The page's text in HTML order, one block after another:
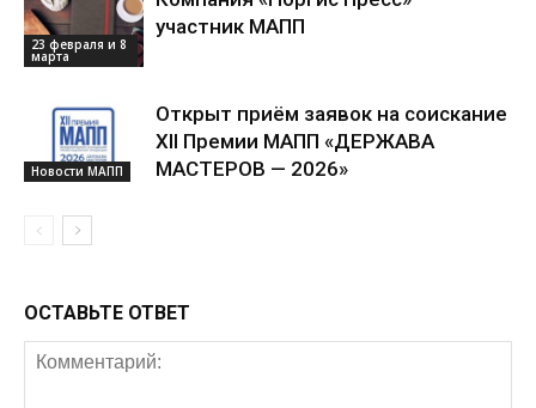
23 февраля и 8
марта
участник МАПП
Новости МАПП
Открыт приём заявок на соискание
XII Премии МАПП «ДЕРЖАВА
МАСТЕРОВ — 2026»
ОСТАВЬТЕ ОТВЕТ